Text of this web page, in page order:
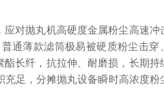
对抛丸机高硬度金属粉尘高速冲
通薄款滤筒极易被硬质粉尘击穿
长纤，抗拉伸、耐磨损，长期持
足，分摊抛丸设备瞬时高浓度粉